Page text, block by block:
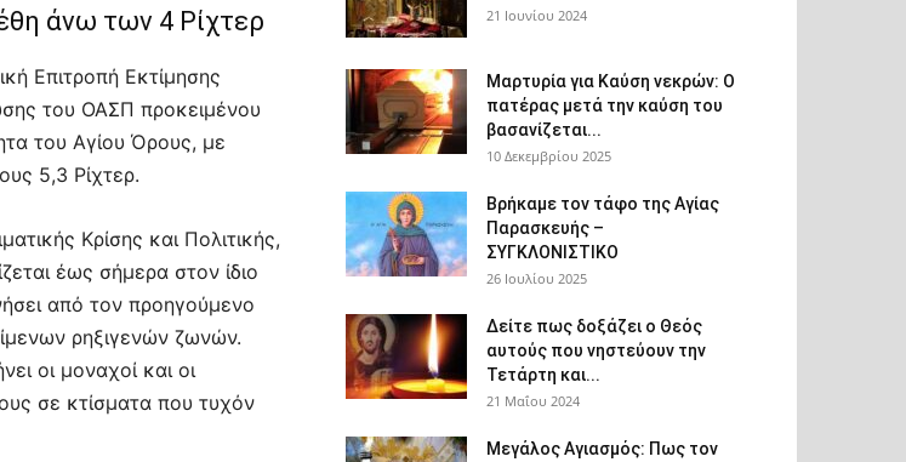
άνω των 4 Ρίχτερ
Επιτροπή Εκτίμησης
του ΟΑΣΠ προκειμένου
του Αγίου Όρους, με
5,3 Ρίχτερ.
Κρίσης και Πολιτικής,
έως σήμερα στον ίδιο
από τον προηγούμενο
ρηξιγενών ζωνών.
οι μοναχοί και οι
σε κτίσματα που τυχόν
21 Ιουνίου 2024
Μαρτυρία για Καύση νεκρών: Ο
πατέρας μετά την καύση του
βασανίζεται...
10 Δεκεμβρίου 2025
Βρήκαμε τον τάφο της Αγίας
Παρασκευής –
ΣΥΓΚΛΟΝΙΣΤΙΚΟ
26 Ιουλίου 2025
Δείτε πως δοξάζει ο Θεός
αυτούς που νηστεύουν την
Τετάρτη και...
21 Μαΐου 2024
Μεγάλος Αγιασμός: Πως τον